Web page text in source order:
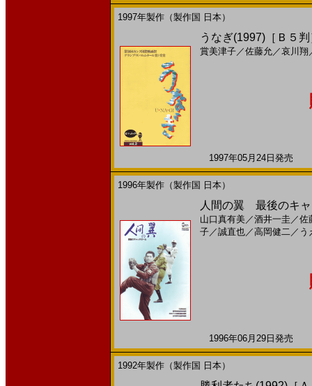
1997年製作（製作国 日本）
うなぎ(1997)［Ｂ５
賞美津子／佐藤允／哀川翔
1997年05月24日発売
1996年製作（製作国 日本）
人間の翼 最後のキ
山口真有美／酒井一圭 ／佐
子／誠直也／高岡健二／ う
1996年06月29日発売
1992年製作（製作国 日本）